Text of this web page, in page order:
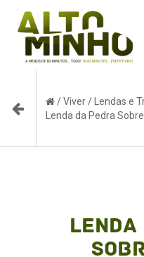
/Viver/ Lendas e
Lenda da Pedra